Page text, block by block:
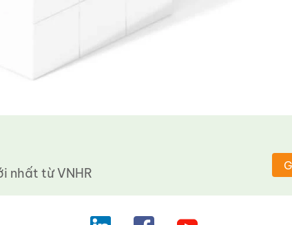
nhất từ ​​VNHR